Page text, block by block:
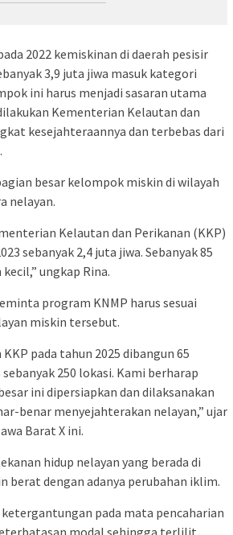
2022 kemiskinan di daerah pesisir
3,9 juta jiwa masuk kategori
ini harus menjadi sasaran utama
Kementerian Kelautan dan
kesejahteraannya dan terbebas dari
besar kelompok miskin di wilayah
nelayan.
Kelautan dan Perikanan (KKP)
sebanyak 2,4 juta jiwa. Sebanyak 85
ungkap Rina.
program KNMP harus sesuai
miskin tersebut.
pada tahun 2025 dibangun 65
250 lokasi. Kami berharap
ini dipersiapkan dan dilaksanakan
benar menyejahterakan nelayan,” ujar
Barat X ini.
hidup nelayan yang berada di
berat dengan adanya perubahan iklim.
pada mata pencaharian
modal sehingga terlilit